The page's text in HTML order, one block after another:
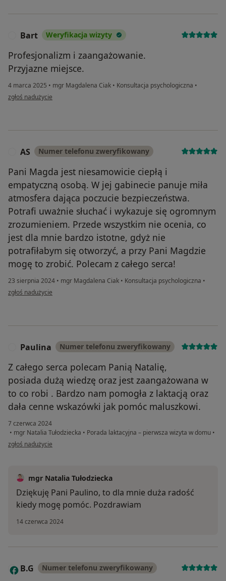
Bart Weryfikacja wizyty
Profesjonalizm i zaangażowanie.
Przyjazne miejsce.
4 marca 2025 • mgr Magdalena Ciak • Konsultacja psychologiczna •
w opinii użytkownika Bart
zgłoś nadużycie
AS Numer telefonu zweryfikowany
Pani Magda jest niesamowicie ciepłą i
empatyczną osobą. W jej gabinecie panuje miła
atmosfera dająca poczucie bezpieczeństwa.
Potrafi uważnie słuchać i wykazuje się ogromnym
zrozumieniem. Przede wszystkim nie ocenia, co
jest dla mnie bardzo istotne, gdyż nie
potrafiłabym się otworzyć, a przy Pani Magdzie
mogę to zrobić. Polecam z całego serca!
23 sierpnia 2024 • mgr Magdalena Ciak • Konsultacja psychologiczna •
w opinii użytkownika AS
zgłoś nadużycie
Paulina Numer telefonu zweryfikowany
Z całego serca polecam Panią Natalię,
posiada dużą wiedzę oraz jest zaangażowana w
to co robi . Bardzo nam pomogła z laktacją oraz
dała cenne wskazówki jak pomóc maluszkowi.
7 czerwca 2024
• mgr Natalia Tułodziecka • Porada laktacyjna – pierwsza wizyta w domu •
w opinii użytkownika Paulina
zgłoś nadużycie
mgr Natalia Tułodziecka
Dziękuję Pani Paulino, to dla mnie duża radość
kiedy mogę pomóc. Pozdrawiam
14 czerwca 2024
B B.G Numer telefonu zweryfikowany